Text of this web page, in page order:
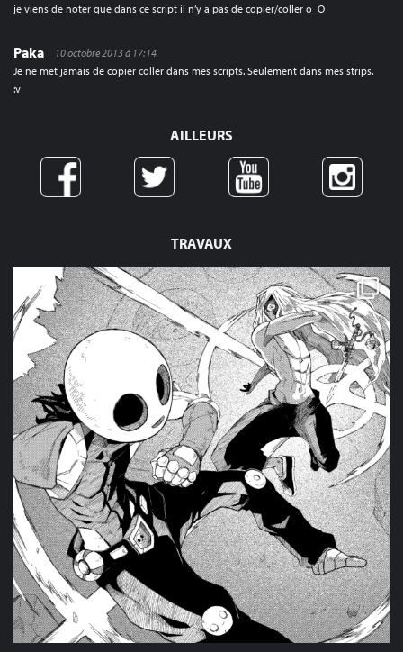
TRAVAUX
je viens de noter que dans ce script il n’y a pas de copier/coller o_O
Paka
10 octobre 2013 à 17:14
Je ne met jamais de copier coller dans mes scripts. Seulement dans mes strips.
:v
AILLEURS